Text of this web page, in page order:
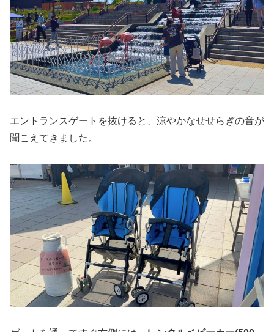
エントランスゲートを抜けると、涼やかなせせらぎの音が
聞こえてきました。